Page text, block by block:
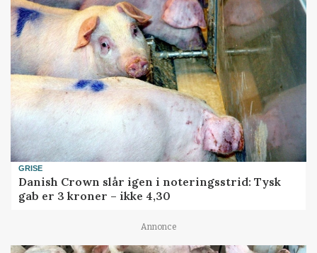
GRISE
Danish Crown slår igen i noteringsstrid: Tysk
gab er 3 kroner – ikke 4,30
Annonce